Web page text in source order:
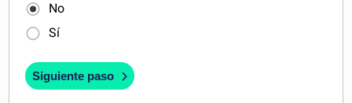
No
Sí
Siguiente paso